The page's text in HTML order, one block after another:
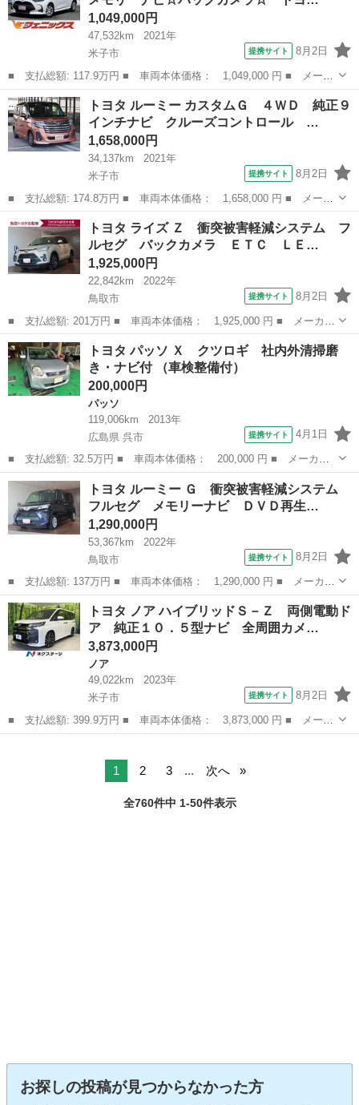
1,049,000円
47,532km
2021年
米子市
提携サイト 8月2日
■ 支払総額: 117.9万円 ■ 車両本体価格： 1,049,000 円 ■ メーカ
ー名： トヨタ ■ 車種名： ヤリス ■ グレード名： Ｘ ☆車検
整備付き☆禁煙車☆メモリーナビ☆バックカメラ☆ トヨタセーフテ
ィセンス...
鳥取 米子市 トヨタ
トヨタ ルーミー カスタムＧ ４ＷＤ 純正９
インチナビ クルーズコントロール …
1,658,000円
34,137km
2021年
米子市
提携サイト 8月2日
■ 支払総額: 174.8万円 ■ 車両本体価格： 1,658,000 円 ■ メーカ
ー名： トヨタ ■ 車種名： ルーミー ■ グレード名： カスタム
Ｇ ４ＷＤ 純正９インチナビ クルーズコントロール パノラマカ
メラ 前...
鳥取 米子市 トヨタ
トヨタ ライズ Ｚ 衝突被害軽減システム フ
ルセグ バックカメラ ＥＴＣ ＬＥ…
1,925,000円
22,842km
2022年
鳥取市
提携サイト 8月2日
■ 支払総額: 201万円 ■ 車両本体価格： 1,925,000 円 ■ メーカー
名： トヨタ ■ 車種名： ライズ ■ グレード名： Ｚ 衝突被害
軽減システム フルセグ バックカメラ ＥＴＣ ＬＥＤヘッドラン
プ スマー...
鳥取 鳥取市 トヨタ
トヨタ パッソ Ｘ クツロギ 社内外清掃磨
き・ナビ付 （車検整備付）
200,000円
パッソ
119,006km
2013年
広島県 呉市
提携サイト 4月1日
■ 支払総額: 32.5万円 ■ 車両本体価格： 200,000 円 ■ メーカー
名： トヨタ ■ 車種名： パッソ ■ グレード名： Ｘ クツロ
ギ 社内外清掃磨き・ナビ付 ■ 排気量： 1000cc ■ ドア枚数：
5D...
広島 呉市 パッソ
トヨタ ルーミー Ｇ 衝突被害軽減システム
フルセグ メモリーナビ ＤＶＤ再生…
1,290,000円
53,367km
2022年
鳥取市
提携サイト 8月2日
■ 支払総額: 137万円 ■ 車両本体価格： 1,290,000 円 ■ メーカー
名： トヨタ ■ 車種名： ルーミー ■ グレード名： Ｇ 衝突被
害軽減システム フルセグ メモリーナビ ＤＶＤ再生 バックカメ
ラ 両側電...
鳥取 鳥取市 トヨタ
トヨタ ノア ハイブリッドＳ－Ｚ 両側電動ド
ア 純正１０．５型ナビ 全周囲カメ…
3,873,000円
ノア
49,022km
2023年
米子市
提携サイト 8月2日
■ 支払総額: 399.9万円 ■ 車両本体価格： 3,873,000 円 ■ メーカ
ー名： トヨタ ■ 車種名： ノア ■ グレード名： ハイブリッド
1 2 3 ... 次へ
全760件中 1-50件表示
お探しの投稿が見つからなかった方